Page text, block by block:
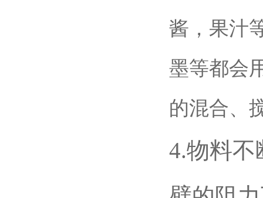
酱，果汁
墨等都会
的混合、
4.物料